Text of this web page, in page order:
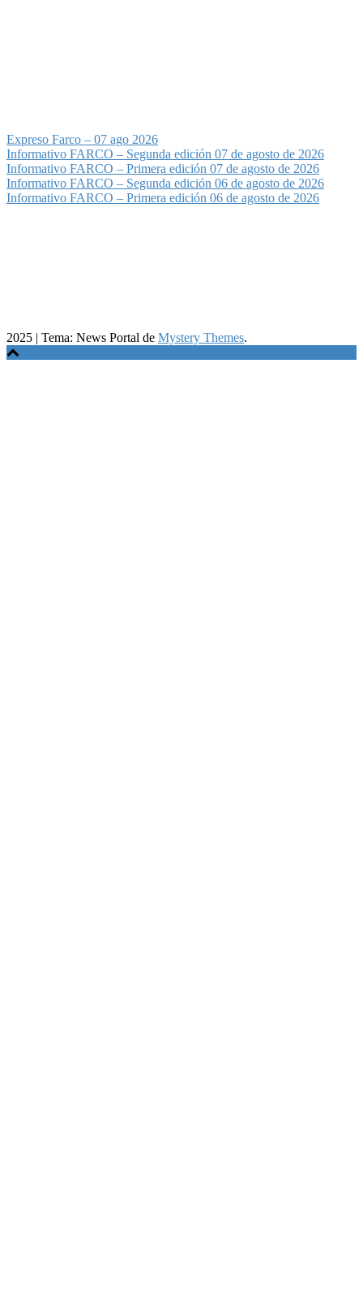
Expreso Farco – 07 ago 2026
Informativo FARCO – Segunda edición 07 de agosto de 2026
Informativo FARCO – Primera edición 07 de agosto de 2026
Informativo FARCO – Segunda edición 06 de agosto de 2026
Informativo FARCO – Primera edición 06 de agosto de 2026
2025 | Tema: News Portal de Mystery Themes.